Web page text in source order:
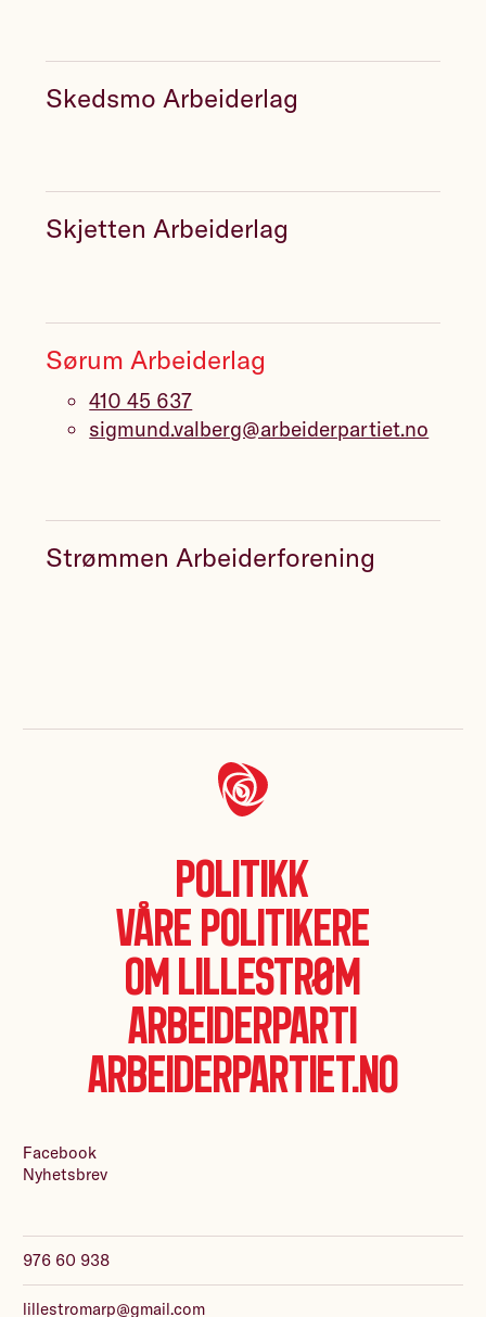
Skedsmo Arbeiderlag
Skjetten Arbeiderlag
Sørum Arbeiderlag
410 45 637
sigmund.valberg@arbeiderpartiet.no
Strømmen Arbeiderforening
Politikk
Våre politikere
Om Lillestrøm
Arbeiderparti
Arbeiderpartiet.no
976 60 938
lillestromarp@gmail.com
Facebook
Nyhetsbrev